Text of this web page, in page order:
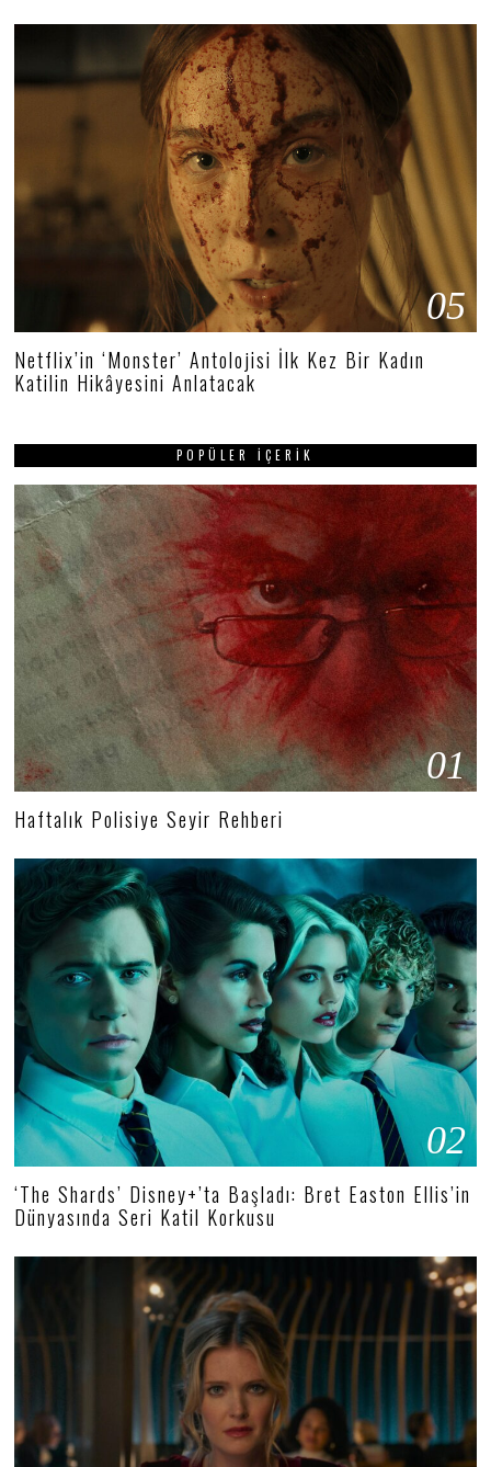
05
Netflix’in ‘Monster’ Antolojisi İlk Kez Bir Kadın
Katilin Hikâyesini Anlatacak
POPÜLER İÇERIK
01
Haftalık Polisiye Seyir Rehberi
02
‘The Shards’ Disney+’ta Başladı: Bret Easton Ellis’in
Dünyasında Seri Katil Korkusu